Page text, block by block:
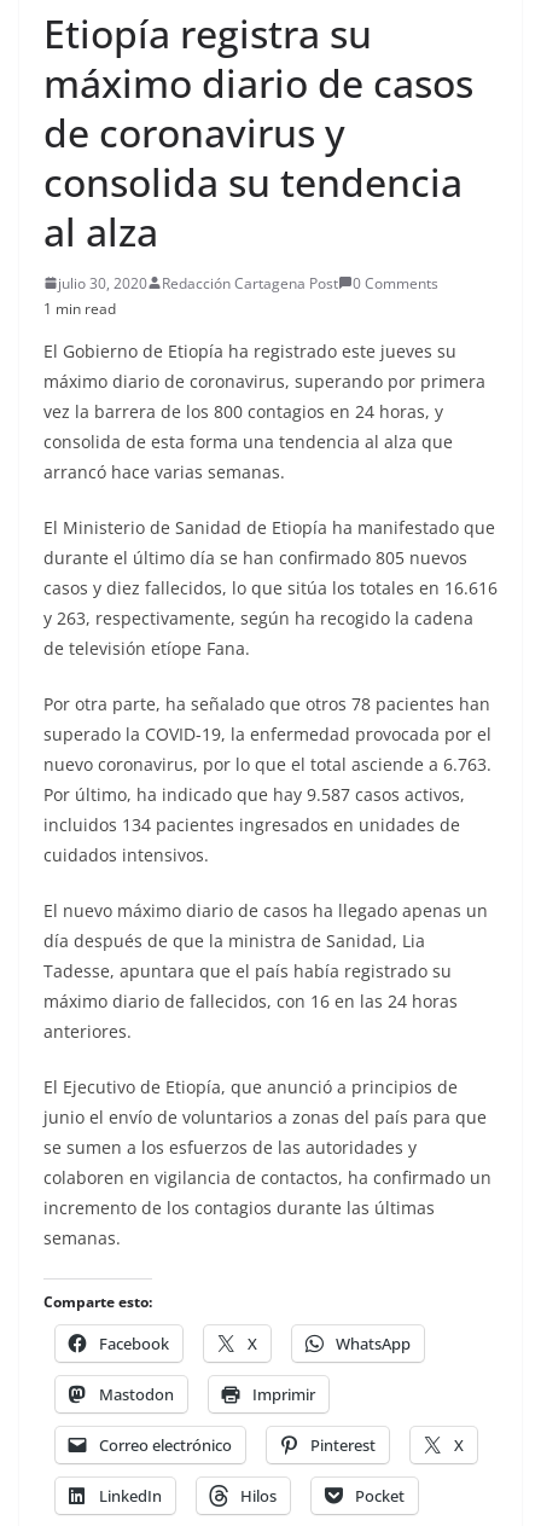
Etiopía registra su
máximo diario de casos
de coronavirus y
consolida su tendencia
al alza
julio 30, 2020 Redacción Cartagena Post
0 Comments
1 min read
El Gobierno de Etiopía ha registrado este jueves su
máximo diario de coronavirus, superando por primera
vez la barrera de los 800 contagios en 24 horas, y
consolida de esta forma una tendencia al alza que
arrancó hace varias semanas.
El Ministerio de Sanidad de Etiopía ha manifestado que
durante el último día se han confirmado 805 nuevos
casos y diez fallecidos, lo que sitúa los totales en 16.616
y 263, respectivamente, según ha recogido la cadena
de televisión etíope Fana.
Por otra parte, ha señalado que otros 78 pacientes han
superado la COVID-19, la enfermedad provocada por el
nuevo coronavirus, por lo que el total asciende a 6.763.
Por último, ha indicado que hay 9.587 casos activos,
incluidos 134 pacientes ingresados en unidades de
cuidados intensivos.
El nuevo máximo diario de casos ha llegado apenas un
día después de que la ministra de Sanidad, Lia
Tadesse, apuntara que el país había registrado su
máximo diario de fallecidos, con 16 en las 24 horas
anteriores.
El Ejecutivo de Etiopía, que anunció a principios de
junio el envío de voluntarios a zonas del país para que
se sumen a los esfuerzos de las autoridades y
colaboren en vigilancia de contactos, ha confirmado un
incremento de los contagios durante las últimas
semanas.
Comparte esto:
Facebook X WhatsApp
Mastodon Imprimir
Correo electrónico Pinterest X
LinkedIn Hilos Pocket